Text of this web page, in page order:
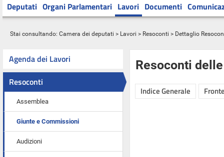
Deputati Organi Parlamentari Lavori Documenti
Stai consultando: Camera dei deputati > Lavori > Resoconti > Dettaglio
Agenda dei Lavori
Resoconti
Assemblea
Giunte e Commissioni
Audizioni
Resoconti
Indice Generale